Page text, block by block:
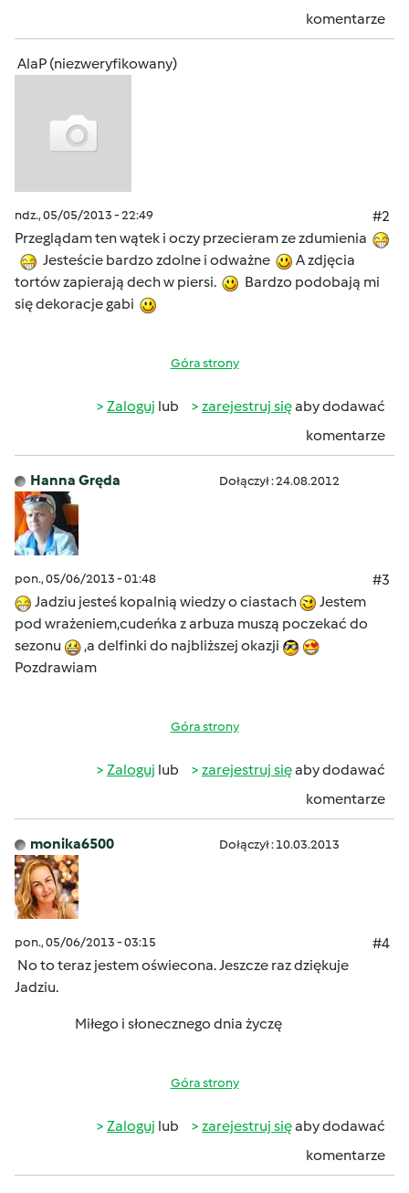
komentarze
AlaP (niezweryfikowany)
ndz., 05/05/2013 - 22:49
#2
Przeglądam ten wątek i oczy przecieram ze zdumienia
Jesteście bardzo zdolne i odważne
A zdjęcia
tortów zapierają dech w piersi.
Bardzo podobają mi
się dekoracje gabi
Góra strony
Zaloguj lub zarejestruj sięaby dodawać
komentarze
Hanna Gręda Dołączył : 24.08.2012
pon., 05/06/2013 - 01:48
#3
Jadziu jesteś kopalnią wiedzy o ciastach
Jestem
pod wrażeniem,cudeńka z arbuza muszą poczekać do
sezonu
,a delfinki do najbliższej okazji
Pozdrawiam
Góra strony
Zaloguj lub zarejestruj sięaby dodawać
komentarze
monika6500 Dołączył : 10.03.2013
pon., 05/06/2013 - 03:15
#4
No to teraz jestem oświecona. Jeszcze raz dziękuje
Jadziu.
Miłego i słonecznego dnia życzę
Góra strony
Zaloguj lub zarejestruj sięaby dodawać
komentarze